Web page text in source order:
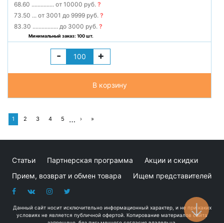
68.60 ............... от 10000 руб.?
73.50 ... от 3001 до 9999 руб.?
83.30 ................. до 3000 руб.?
Минимальный заказ: 100 шт.
- +
В корзину
1 2 3 4 5 … › »
Статьи Партнерская программа
Акции и скидки
Прием, возврат и обмен товара
Ищем представителей
Данный сайт носит исключительно информационный характер, и не при каких
условиях не является публичной офертой. Копирование материалов сайта